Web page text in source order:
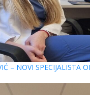
– NOVI SPECIJALISTA